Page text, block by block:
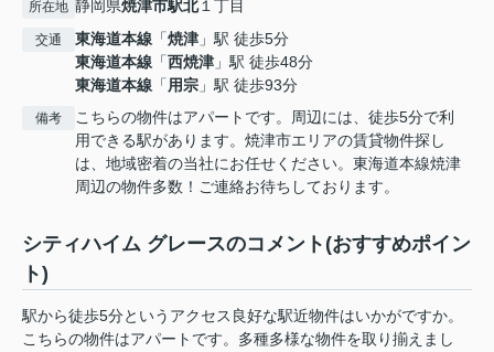
所在地 静岡県焼津市駅北１丁目
交通 東海道本線 「焼津 」駅 徒歩5分
東海道本線 「西焼津 」駅 徒歩48分
東海道本線 「用宗 」駅 徒歩93分
備考
こちらの物件はアパートです。周辺には、徒歩5分で利
用できる駅があります。焼津市エリアの賃貸物件探し
は、地域密着の当社にお任せください。東海道本線焼津
周辺の物件多数！ご連絡お待ちしております。
シティハイム グレースのコメント(おすすめポイン
ト)
駅から徒歩5分というアクセス良好な駅近物件はいかがですか。
こちらの物件はアパートです。多種多様な物件を取り揃えまし